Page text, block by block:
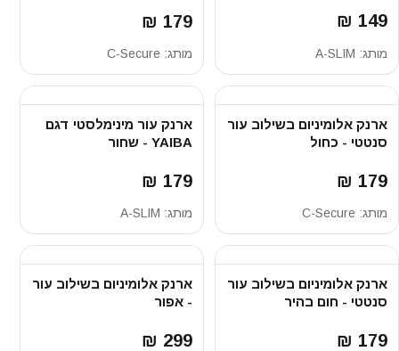
149 ₪
מותג: A-SLIM
179 ₪
מותג: C-Secure
ארנק אלומיניום בשילוב עור
סנטטי - כחול
179 ₪
מותג: C-Secure
ארנק עור מינימלסטי דגם
YAIBA - שחור
179 ₪
מותג: A-SLIM
ארנק אלומיניום בשילוב עור
סנטטי - חום בהיר
179 ₪
ארנק אלומיניום בשילוב עור
- אפור
299 ₪